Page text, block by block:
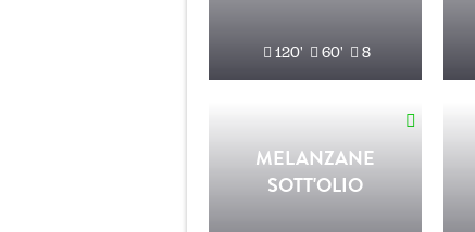
120' 60' 8
MELANZANE
SOTT'OLIO